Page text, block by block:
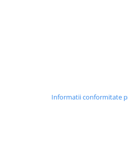
Informatii conformitate